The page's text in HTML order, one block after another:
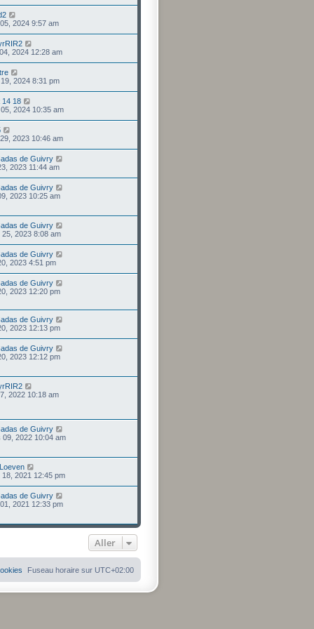
2024 9:57 am
2024 12:28 am
2024 8:31 pm
14 18
2024 10:35 am
2023 10:46 am
de Guivry
2023 11:44 am
de Guivry
2023 10:25 am
de Guivry
2023 8:08 am
de Guivry
2023 4:51 pm
de Guivry
2023 12:20 pm
de Guivry
2023 12:13 pm
de Guivry
2023 12:12 pm
2022 10:18 am
de Guivry
09, 2022 10:04 am
2021 12:45 pm
de Guivry
2021 12:33 pm
Aller
Fuseau horaire sur UTC+02:00